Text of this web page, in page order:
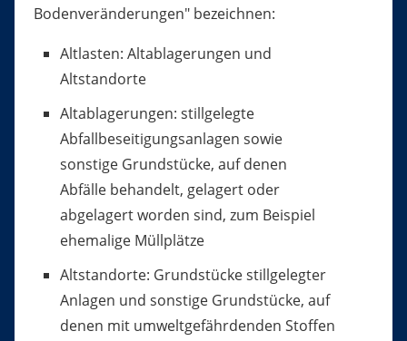
Bodenveränderungen" bezeichnen:
Altlasten: Altablagerungen und
Altstandorte
Altablagerungen: stillgelegte
Abfallbeseitigungsanlagen sowie
sonstige Grundstücke, auf denen
Abfälle behandelt, gelagert oder
abgelagert worden sind, zum Beispiel
ehemalige Müllplätze
Altstandorte: Grundstücke stillgelegter
Anlagen und sonstige Grundstücke, auf
denen mit umweltgefährdenden Stoffen